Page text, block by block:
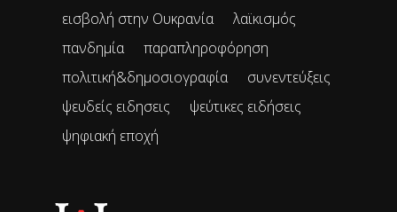
εισβολή στην Ουκρανία
λαϊκισμός
πανδημία
παραπληροφόρηση
πολιτική&δημοσιογραφία
συνεντεύξεις
ψευδείς ειδησεις
ψεύτικες ειδήσεις
ψηφιακή εποχή